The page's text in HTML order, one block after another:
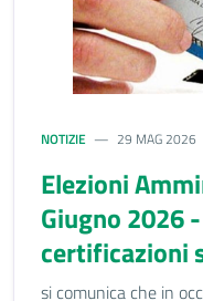
NOTIZIE 29 MAG 2026
Elezioni
Giugno 2026
certificazioni
si comunica che in